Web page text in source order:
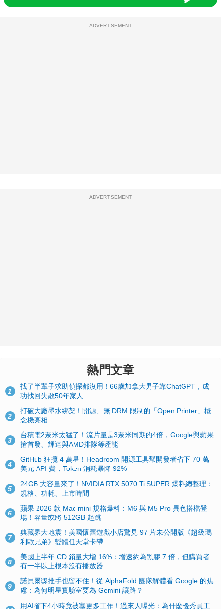
ADVERTISEMENT
ADVERTISEMENT
熱門文章
1
找了半輩子求助偵探都沒用！66歲加拿大男子靠ChatGPT，成
功找回失散50年家人
2
打破大廠墨水綁架！開源、無 DRM 限制的「Open Printer」概
念機亮相
3
台積電2奈米太猛了！流片量是3奈米同期的4倍，Google與蘋果
搶首發、輝達與AMD排隊等產能
4
GitHub 狂攬 4 萬星！Headroom 開源工具幫開發者省下 70 萬
美元 API 費，Token 消耗暴降 92%
5
24GB 大容量來了！NVIDIA RTX 5070 Ti SUPER 爆料總整理：
規格、功耗、上市時間
6
蘋果 2026 款 Mac mini 規格爆料：M6 與 M5 Pro 異色搭檔登
場！容量或將 512GB 起跳
7
典藏界大地震！美國懷舊遊戲小店驚見 97 片未公開版《超級瑪
利歐兄弟》變體任天堂卡帶
8
美國上半年 CD 銷量大增 16%：增速約為黑膠 7 倍，但購買者
有一半以上根本沒有播放器
9
諾貝爾獎推手也留不住！從 AlphaFold 團隊解體看 Google 的焦
慮：為何明星實驗室要為 Gemini 讓路？
用AI省下4小時竟被塞更多工作！過來人曝光：為什麼優秀員工